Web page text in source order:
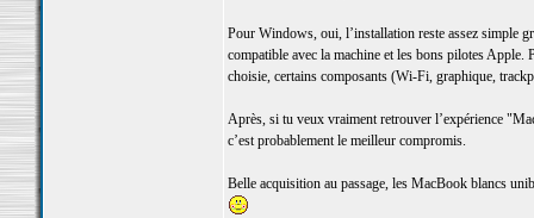
Pour Windows, oui, l’installation reste assez simple
compatible avec la machine et les bons pilotes Apple.
choisie, certains composants (Wi-Fi, graphique,
Après, si tu veux vraiment retrouver l’expérience
c’est probablement le meilleur compromis.
Belle acquisition au passage, les MacBook blancs